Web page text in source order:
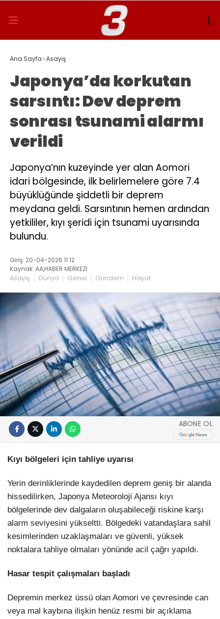
Ana Sayfa ›Asayiş
Japonya’da korkutan
sarsıntı: Dev deprem
sonrası tsunami alarmı
verildi
Japonya’nın kuzeyinde yer alan Aomori
idari bölgesinde, ilk belirlemelere göre 7.4
büyüklüğünde şiddetli bir deprem
meydana geldi. Sarsıntının hemen ardından
yetkililer, kıyı şeridi için tsunami uyarısında
bulundu.
Giriş: 20-04-2026 11:12
Kaynak: AA,HABER MERKEZI
Asayiş Dünya Genel Gündem Hayat
ABONE OL
Kıyı bölgeleri için tahliye uyarısı
Yerin derinliklerinde kaydedilen deprem geniş bir alanda
hissedilirken, Japonya Meteoroloji Ajansı kıyı
bölgelerinde dev dalgaların oluşabileceği riskine karşı
alarm seviyesini yükseltti. Bölgedeki vatandaşlara sahil
kesimlerinden uzaklaşmaları ve güvenli, yüksek
noktalara tahliye olmaları yönünde acil çağrı yapıldı.
Hasar tespit çalışmaları başladı
Depremin merkez üssü olan Aomori ve çevresinde can
veya mal kaybına ilişkin henüz resmi bir açıklama